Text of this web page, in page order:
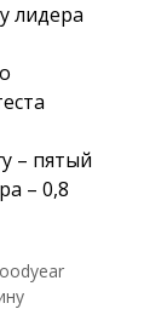
лидера
– пятый
– 0,8